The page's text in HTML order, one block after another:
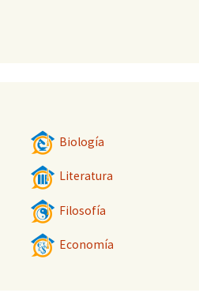
Biología
Literatura
Filosofía
Economía